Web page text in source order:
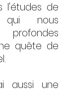
l'études de
qui nous
quête de
aussi une